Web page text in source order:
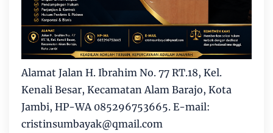
Alamat Jalan H. Ibrahim No. 77 RT.18, Kel.
Kenali Besar, Kecamatan Alam Barajo, Kota
Jambi, HP-WA 085296753665. E-mail:
cristinsumbayak@qmail.com